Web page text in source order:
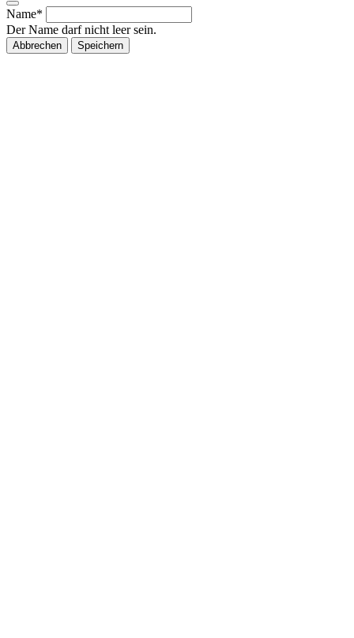
Name*
Der Name darf nicht leer sein.
Abbrechen Speichern